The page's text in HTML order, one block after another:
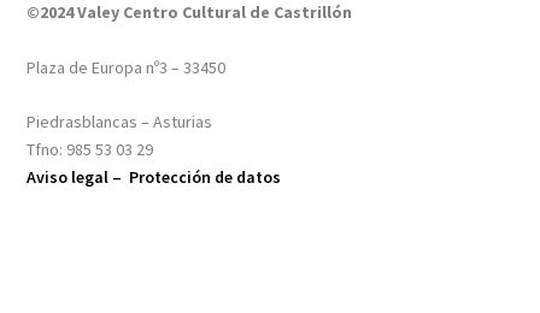
©2024 Valey Centro Cultural de Castrillón
Plaza de Europa nº3 – 33450
Piedrasblancas – Asturias
Tfno: 985 53 03 29
Aviso legal – Protección de datos